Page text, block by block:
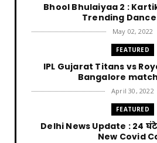
Bhool Bhulaiyaa 2 :
Trending
May 02, 2022
FEATURED
IPL Gujarat Titans vs
Bangalore
April 30, 2022
FEATURED
Delhi News Update : 24
New Covid